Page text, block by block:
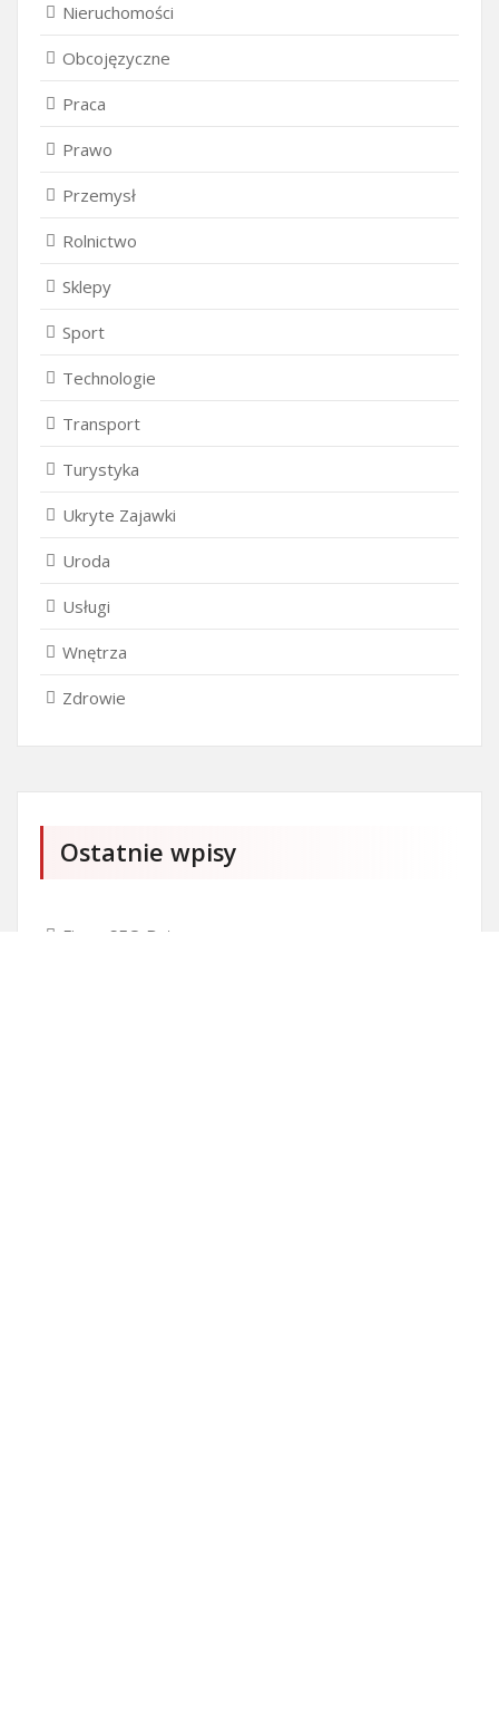
Nieruchomości
Obcojęzyczne
Praca
Prawo
Przemysł
Rolnictwo
Sklepy
Sport
Technologie
Transport
Turystyka
Ukryte Zajawki
Uroda
Usługi
Wnętrza
Zdrowie
Ostatnie wpisy
Firma SEO Bytom